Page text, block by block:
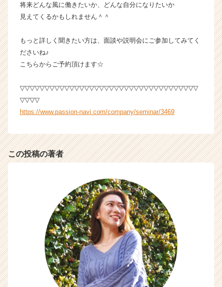
C
a
将来どんな風に働きたいか、どんな自分になりたいか
見えてくるかもしれません＾＾
もっと詳しく聞きたい方は、面談や説明会にご参加してみてく
ださいね♪
こちらからご予約頂けます☆
▽▽▽▽▽▽▽▽▽▽▽▽▽▽▽▽▽▽▽▽▽▽▽▽▽▽▽▽▽▽▽▽▽▽▽▽
▽▽▽▽
https://www.passion-navi.com/company/seminar/3469
この投稿の著者